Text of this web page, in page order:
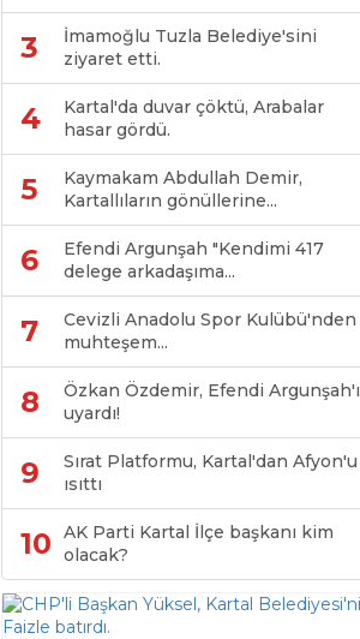
3
İmamoğlu Tuzla Belediye'sini
ziyaret etti.
4
Kartal'da duvar çöktü, Arabalar
hasar gördü.
5
Kaymakam Abdullah Demir,
Kartallıların gönüllerine...
6
Efendi Argunşah "Kendimi 417
delege arkadaşıma...
7
Cevizli Anadolu Spor Kulübü'nden
muhteşem...
8
Özkan Özdemir, Efendi Argunşah'ı
uyardı!
9
Sırat Platformu, Kartal'dan Afyon'u
ısıttı
10
AK Parti Kartal İlçe başkanı kim
olacak?